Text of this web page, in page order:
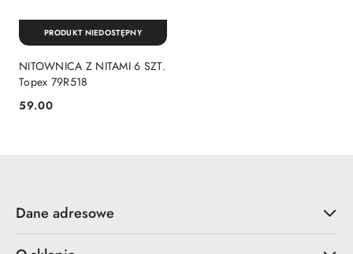
NITOWNICA Z NITAMI 6 SZT.
Topex 79R518
Cena:
59.00
PRODUKT NIEDOSTĘPNY
Dane adresowe